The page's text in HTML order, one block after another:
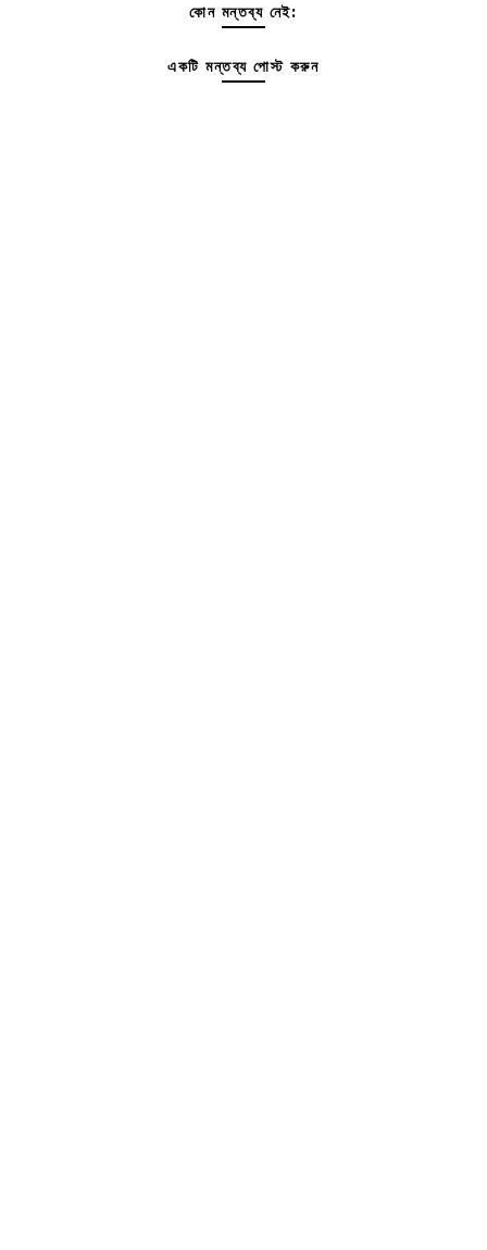
কোন মন্তব্য নেই:
একটি মন্তব্য পোস্ট করুন